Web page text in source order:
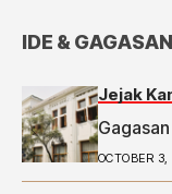
IDE & GAGASAN
Jejak
OCTOBER